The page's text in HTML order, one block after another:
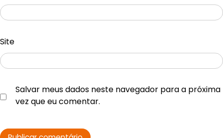
Site
Salvar meus dados neste navegador para a próxima
vez que eu comentar.